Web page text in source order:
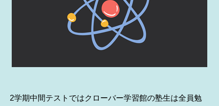
2学期中間テストではクローバー学習館の塾生は全員勉